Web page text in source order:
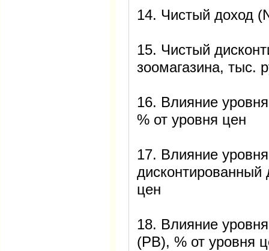
14. Чистый доход
15. Чистый
зоомагазина, тыс.
16. Влияние
% от уровня цен
17. Влияние
дисконтированный
цен
18. Влияние
(PB), % от уровня